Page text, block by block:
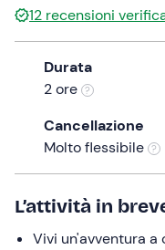
the
question
mark
keyboard
shortcuts
for
changing
12 recensioni
Durata
2 ore
Cancellazione
Molto flessibile
L’attività in
Vivi un'avventura a